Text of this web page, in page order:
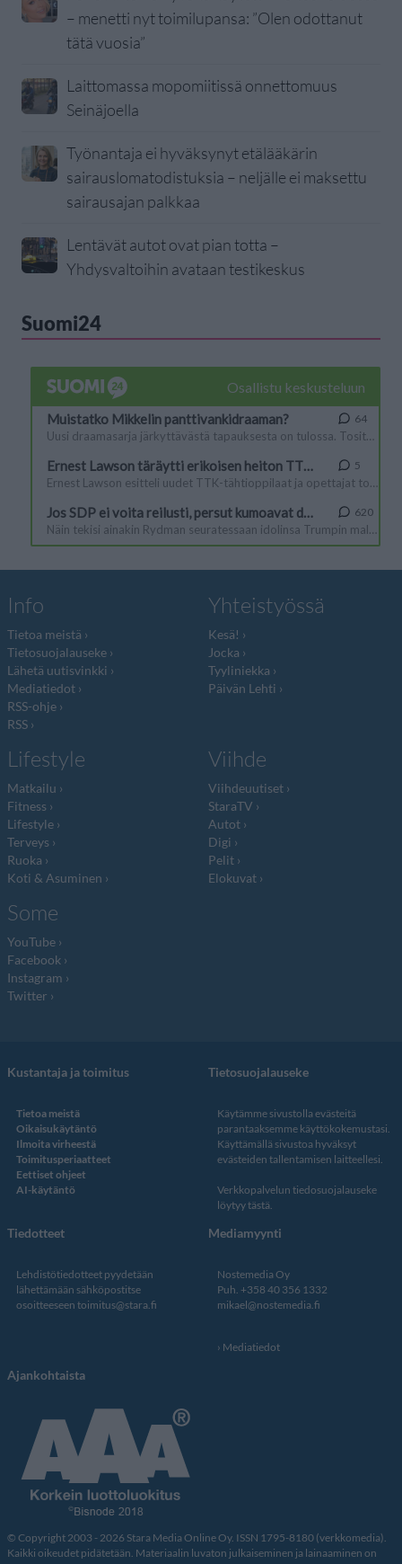
– menetti nyt toimilupansa: ”Olen odottanut
tätä vuosia”
Laittomassa mopomiitissä onnettomuus
Seinäjoella
Työnantaja ei hyväksynyt etälääkärin
sairauslomatodistuksia – neljälle ei maksettu
sairausajan palkkaa
Lentävät autot ovat pian totta –
Yhdysvaltoihin avataan testikeskus
Suomi24
Info
Tietoa meistä
Tietosuojalauseke
Lähetä uutisvinkki
Mediatiedot
RSS-ohje
RSS
Yhteistyössä
Kesä!
Jocka
Tyyliniekka
Päivän Lehti
Lifestyle
Matkailu
Fitness
Lifestyle
Terveys
Ruoka
Koti & Asuminen
Viihde
Viihdeuutiset
StaraTV
Autot
Digi
Pelit
Elokuvat
Some
YouTube
Facebook
Instagram
Twitter
Kustantaja ja toimitus
Tietoa meistä
Oikaisukäytäntö
Ilmoita virheestä
Toimitusperiaatteet
Eettiset ohjeet
AI-käytäntö
Tietosuojalauseke
Käytämme sivustolla evästeitä
parantaaksemme käyttökokemustasi.
Käyttämällä sivustoa hyväksyt
evästeiden tallentamisen laitteellesi.
Verkkopalvelun tiedosuojalauseke
löytyy tästä.
Tiedotteet
Lehdistötiedotteet pyydetään
lähettämään sähköpostitse
osoitteeseen toimitus@stara.fi
Mediamyynti
Nostemedia Oy
Puh. +358 40 356 1332
mikael@nostemedia.fi
Mediatiedot
Ajankohtaista
© Copyright 2003 - 2026 Stara Media Online Oy. ISSN 1795-8180 (verkkomedia).
Kaikki oikeudet pidätetään. Materiaalin luvaton julkaiseminen ja lainaaminen on